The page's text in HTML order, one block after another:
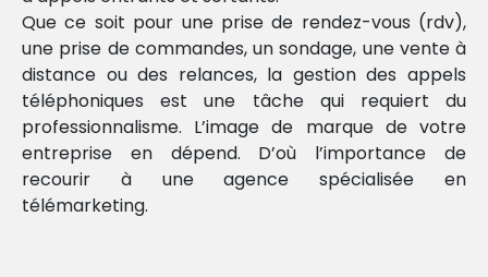
Que ce soit pour une prise de rendez-vous (rdv),
une prise de commandes, un sondage, une vente à
distance ou des relances, la gestion des appels
téléphoniques est une tâche qui requiert du
professionnalisme. L’image de marque de votre
entreprise en dépend. D’où l’importance de
recourir à une agence spécialisée en
télémarketing.